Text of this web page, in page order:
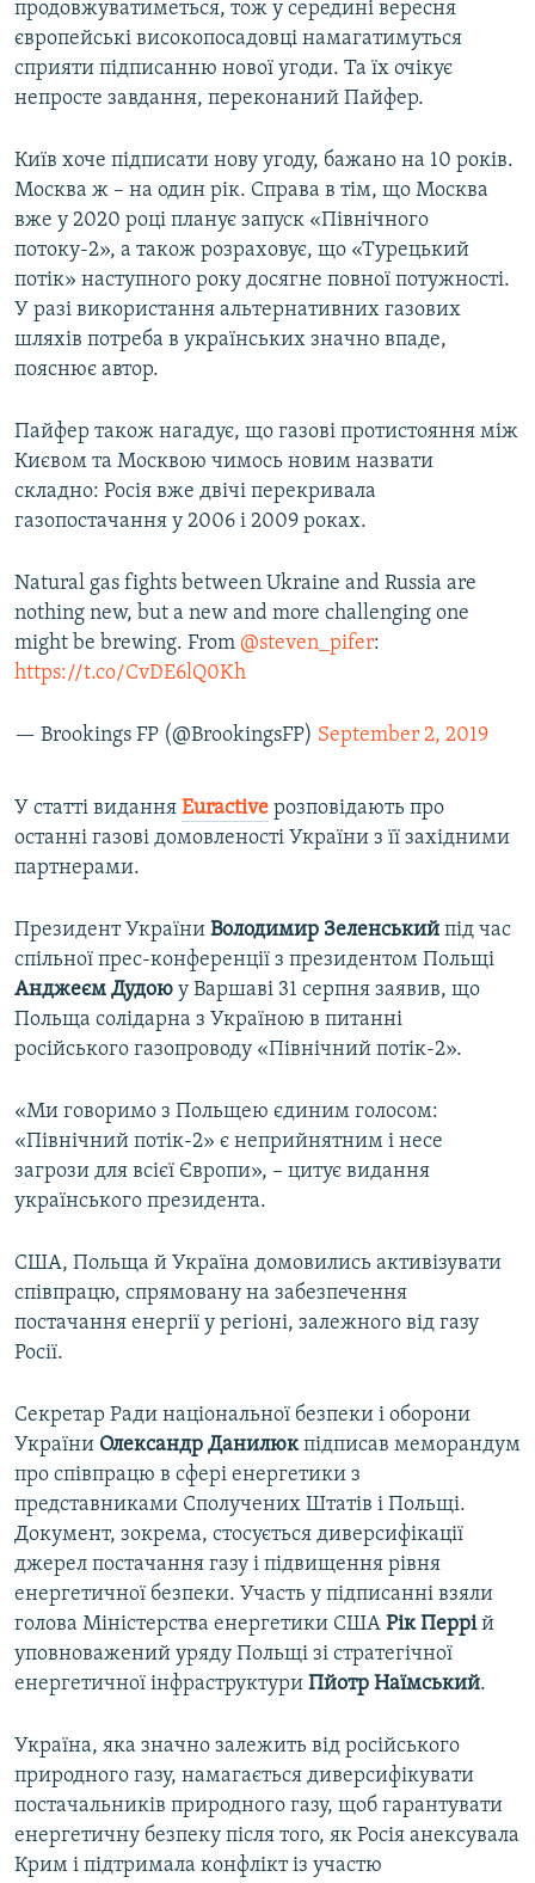
продовжуватиметься, тож у середині вересня
європейські високопосадовці намагатимуться
сприяти підписанню нової угоди. Та їх очікує
непросте завдання, переконаний Пайфер.
Київ хоче підписати нову угоду, бажано на 10 років.
Москва ж – на один рік. Справа в тім, що Москва
вже у 2020 році планує запуск «Північного
потоку-2», а також розраховує, що «Турецький
потік» наступного року досягне повної потужності.
У разі використання альтернативних газових
шляхів потреба в українських значно впаде,
пояснює автор.
Пайфер також нагадує, що газові протистояння між
Києвом та Москвою чимось новим назвати
складно: Росія вже двічі перекривала
газопостачання у 2006 і 2009 роках.
Natural gas fights between Ukraine and Russia are
nothing new, but a new and more challenging one
might be brewing. From @steven_pifer:
https://t.co/CvDE6lQ0Kh
— Brookings FP (@BrookingsFP) September 2, 2019
У статті видання Euractive розповідають про
останні газові домовленості України з її західними
партнерами.
Президент України Володимир Зеленський під час
спільної прес-конференції з президентом Польщі
Анджеєм Дудою у Варшаві 31 серпня заявив, що
Польща солідарна з Україною в питанні
російського газопроводу «Північний потік-2».
«Ми говоримо з Польщею єдиним голосом:
«Північний потік-2» є неприйнятним і несе
загрози для всієї Європи», – цитує видання
українського президента.
США, Польща й Україна домовились активізувати
співпрацю, спрямовану на забезпечення
постачання енергії у регіоні, залежного від газу
Росії.
Секретар Ради національної безпеки і оборони
України Олександр Данилюкпідписав меморандум
про співпрацю в сфері енергетики з
представниками Сполучених Штатів і Польщі.
Документ, зокрема, стосується диверсифікації
джерел постачання газу і підвищення рівня
енергетичної безпеки. Участь у підписанні взяли
голова Міністерства енергетики США Рік Перрій
уповноважений уряду Польщі зі стратегічної
енергетичної інфраструктури Пйотр Наїмський.
Україна, яка значно залежить від російського
природного газу, намагається диверсифікувати
постачальників природного газу, щоб гарантувати
енергетичну безпеку після того, як Росія анексувала
Крим і підтримала конфлікт із участю